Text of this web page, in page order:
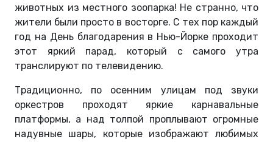
животных из местного зоопарка! Не странно, что
жители были просто в восторге. С тех пор каждый
год на День благодарения в Нью-Йорке проходит
этот яркий парад, который с самого утра
транслируют по телевидению.
Традиционно, по осенним улицам под звуки
оркестров проходят яркие карнавальные
платформы, а над толпой проплывают огромные
надувные шары, которые изображают любимых